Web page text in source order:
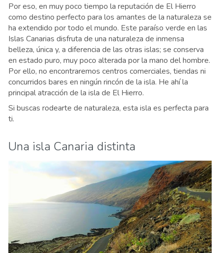
Por eso, en muy poco tiempo la reputación de El Hierro
como destino perfecto para los amantes de la naturaleza se
ha extendido por todo el mundo. Este paraíso verde en las
Islas Canarias disfruta de una naturaleza de inmensa
belleza, única y, a diferencia de las otras islas; se conserva
en estado puro, muy poco alterada por la mano del hombre.
Por ello, no encontraremos centros comerciales, tiendas ni
concurridos bares en ningún rincón de la isla. He ahí la
principal atracción de la isla de El Hierro.
Si buscas rodearte de naturaleza, esta isla es perfecta para
ti.
Una isla Canaria distinta